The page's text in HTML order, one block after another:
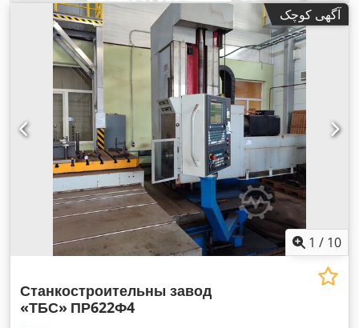
آگهی کوچک
1 / 10
Станкостроительны завод
«ТБС» ПР622Ф4